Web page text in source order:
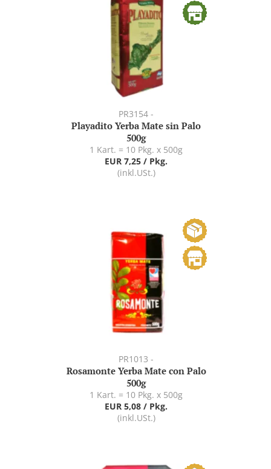
PR3154 -
Playadito Yerba Mate sin Palo
500g
1 Kart. = 10 Pkg. x 500g
EUR 7,25 / Pkg.
(inkl.USt.)
PR1013 -
Rosamonte Yerba Mate con Palo
500g
1 Kart. = 10 Pkg. x 500g
EUR 5,08 / Pkg.
(inkl.USt.)